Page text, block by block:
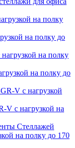
на полку до
на полку до
V с нагрузкой на
Стеллажей